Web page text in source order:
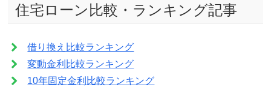
住宅ローン比較・ランキング記事
借り換え比較ランキング
変動金利比較ランキング
10年固定金利比較ランキング